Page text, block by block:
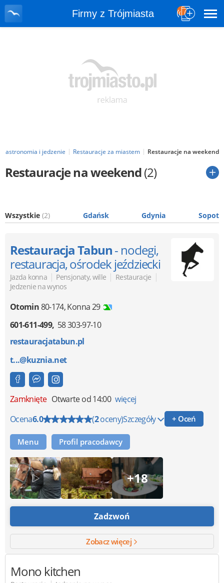
Firmy z Trójmiasta
Gastronomia i jedzenie Restauracje za miastem Restauracje na weekend
Restauracje na weekend(2)
Wszystkie (2) Gdańsk Gdynia Sopot
Restauracja Tabun- noclegi,
restauracja, ośrodek jeździecki
Jazda konna | Pensjonaty, wille | Restauracje |
Jedzenie na wynos
Otomin80-174,Konna 29
601-611-499 58 303-97-10
restauracjatabun.pl
t...@kuznia.net
Zamknięte Otwarte od 14:00 więcej
Ocena6.0 (2oceny)Szczegóły + Oceń
Menu Profil pracodawcy
+18
Zadzwoń
Zobacz więcej
Mono kitchen